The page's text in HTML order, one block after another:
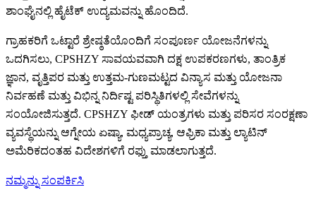
ಶಾಂಘೈನಲ್ಲಿ ಹೈಟೆಕ್ ಉದ್ಯಮವನ್ನು ಹೊಂದಿದೆ.
ಗ್ರಾಹಕರಿಗೆ ಒಟ್ಟಾರೆ ಶ್ರೇಷ್ಠತೆಯೊಂದಿಗೆ ಸಂಪೂರ್ಣ ಯೋಜನೆಗಳನ್ನು
ಒದಗಿಸಲು, CPSHZY ಸಾವಯವವಾಗಿ ದಕ್ಷ ಉಪಕರಣಗಳು, ತಾಂತ್ರಿಕ
ಜ್ಞಾನ, ವೃತ್ತಿಪರ ಮತ್ತು ಉತ್ತಮ-ಗುಣಮಟ್ಟದ ವಿನ್ಯಾಸ ಮತ್ತು ಯೋಜನಾ
ನಿರ್ವಹಣೆ ಮತ್ತು ವಿಭಿನ್ನ ನಿರ್ದಿಷ್ಟ ಪರಿಸ್ಥಿತಿಗಳಲ್ಲಿ ಸೇವೆಗಳನ್ನು
ಸಂಯೋಜಿಸುತ್ತದೆ. CPSHZY ಫೀಡ್ ಯಂತ್ರಗಳು ಮತ್ತು ಪರಿಸರ ಸಂರಕ್ಷಣಾ
ವ್ಯವಸ್ಥೆಯನ್ನು ಆಗ್ನೇಯ ಏಷ್ಯಾ, ಮಧ್ಯಪ್ರಾಚ್ಯ, ಆಫ್ರಿಕಾ ಮತ್ತು ಲ್ಯಾಟಿನ್
ಅಮೆರಿಕದಂತಹ ವಿದೇಶಗಳಿಗೆ ರಫ್ತು ಮಾಡಲಾಗುತ್ತದೆ.
ನಮ್ಮನ್ನು ಸಂಪರ್ಕಿಸಿ